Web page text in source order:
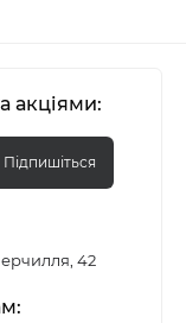
акціями:
Підпишіться
42